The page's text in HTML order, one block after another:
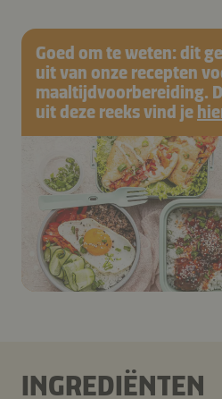
Goed om te weten: dit
uit van onze recepten
maaltijdvoorbereiding.
uit deze reeks vind je
INGREDIËNTEN